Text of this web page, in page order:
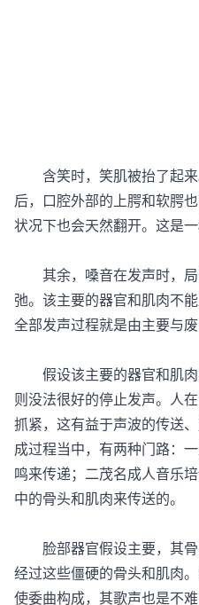
含笑时，笑肌被抬了起来
后，口腔外部的上腭和软腭
状况下也会天然翻开。这是一
其余，嗓音在发声时，局
弛。该主要的器官和肌肉不
全部发声过程就是由主要与废
假设该主要的器官和肌肉
则没法很好的停止发声。人
抓紧，这有益于声波的传送
成过程当中，有两种门路：
鸣来传递；二茂名成人音乐
中的骨头和肌肉来传送的。
脸部器官假设主要，其骨
经过这些僵硬的骨头和肌肉
使委曲构成，其歌声也是不难